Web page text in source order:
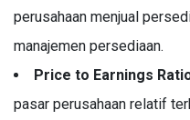
perusahaan menjual
manajemen persediaan.
Price to Earnings
pasar perusahaan relatif